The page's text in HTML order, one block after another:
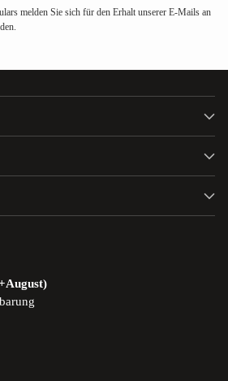
melden Sie sich für den Erhalt unserer E-Mails an